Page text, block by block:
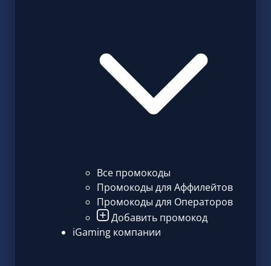
Все промокоды
Промокоды для Аффилейтов
Промокоды для Операторов
Добавить промокод
iGaming компании